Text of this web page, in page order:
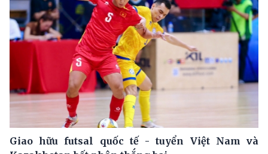
Giao hữu futsal quốc tế - tuyển Việt Nam và